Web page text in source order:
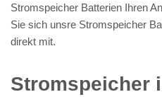
Stromspeicher Batterien Ihren
Sie sich unsre Stromspeicher
direkt mit.
Stromspeicher